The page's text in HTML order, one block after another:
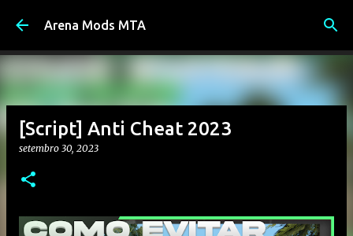
Pular para o conteúdo principal
Arena Mods MTA
[Script] Anti Cheat 2023
setembro 30, 2023